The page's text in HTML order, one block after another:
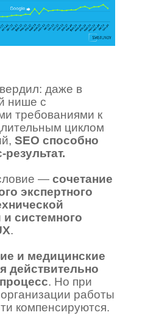
даже в
нише с
требованиями к
циклом
SEO способно
результат.
— сочетание
экспертного
и системного
.
и медицинские
действительно
. Но при
работы
компенсируются.